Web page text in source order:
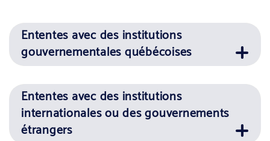
Ententes avec des institutions
gouvernementales québécoises
Ententes avec des institutions
internationales ou des gouvernements
étrangers